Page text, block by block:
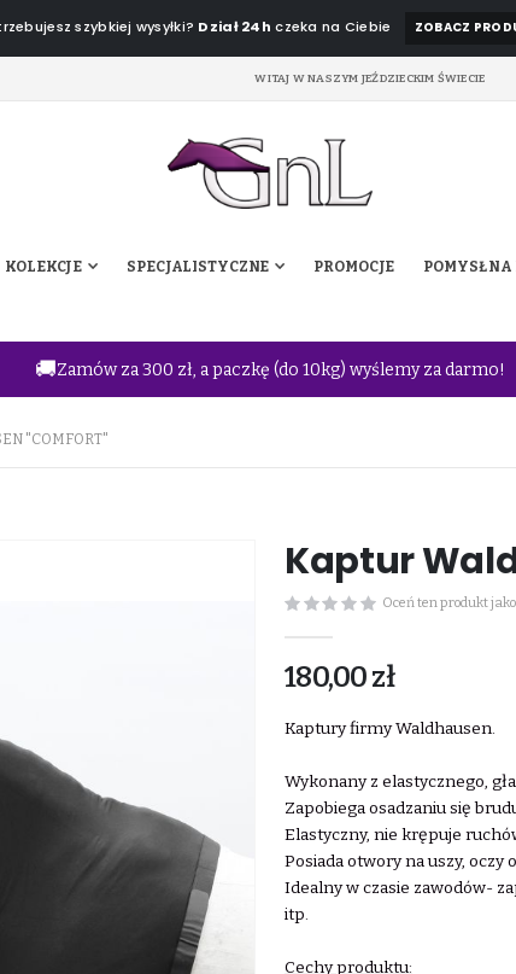
szybkiej wysyłki? Dział 24h czeka na Ciebie ZOBACZ
WITAJ W NASZYM JEŹDZIECKIM ŚWIECIE
KOLEKCJE SPECJALISTYCZNE PROMOCJE POMYSŁ NA
🚚Zamów za 300 zł, a paczkę (do 10kg) wyślemy za darmo!
"COMFORT"
Kaptur
Oceń ten produkt
180,00 zł
Kaptury firmy Waldhausen.
Wykonany z elastycznego,
Zapobiega osadzaniu się
Elastyczny, nie krępuje
Posiada otwory na uszy, oczy
Idealny w czasie zawodów-
itp.
Cechy produktu: